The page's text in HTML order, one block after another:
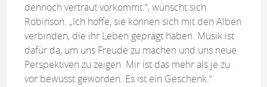
dennoch vertraut vorkommt.“, wünscht sich
Robinson. „Ich hoffe, sie können sich mit den Alben
verbinden, die ihr Leben geprägt haben. Musik ist
dafür da, um uns Freude zu machen und uns neue
Perspektiven zu zeigen. Mir ist das mehr als je zu
vor bewusst geworden. Es ist ein Geschenk.“